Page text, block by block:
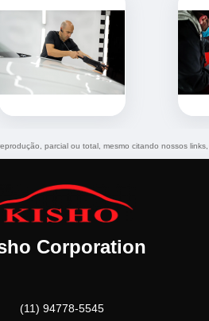
parcial ou total, mesmo citando nossos
Corporation
(11) 94778-5545